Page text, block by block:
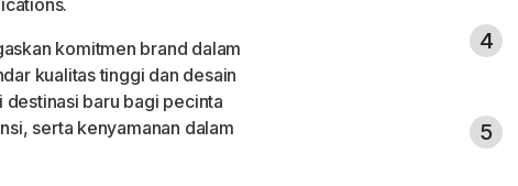
komitmen brand dalam
kualitas tinggi dan desain
baru bagi pecinta
serta kenyamanan dalam
4
5